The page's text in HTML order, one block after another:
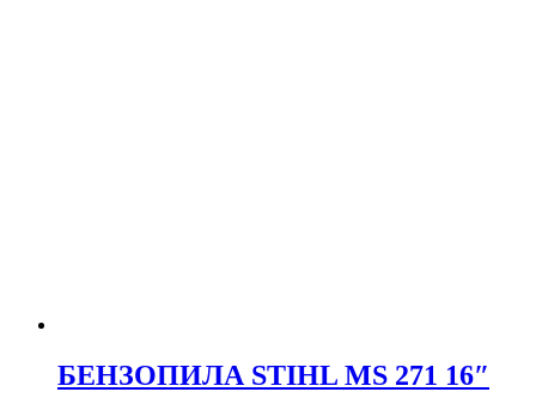
БЕНЗОПИЛА STIHL MS 271 16″